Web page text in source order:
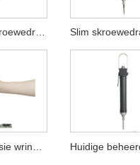
Wringkrag skroewedraaier vir elektriese werk